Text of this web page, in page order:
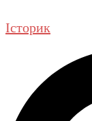
Історик